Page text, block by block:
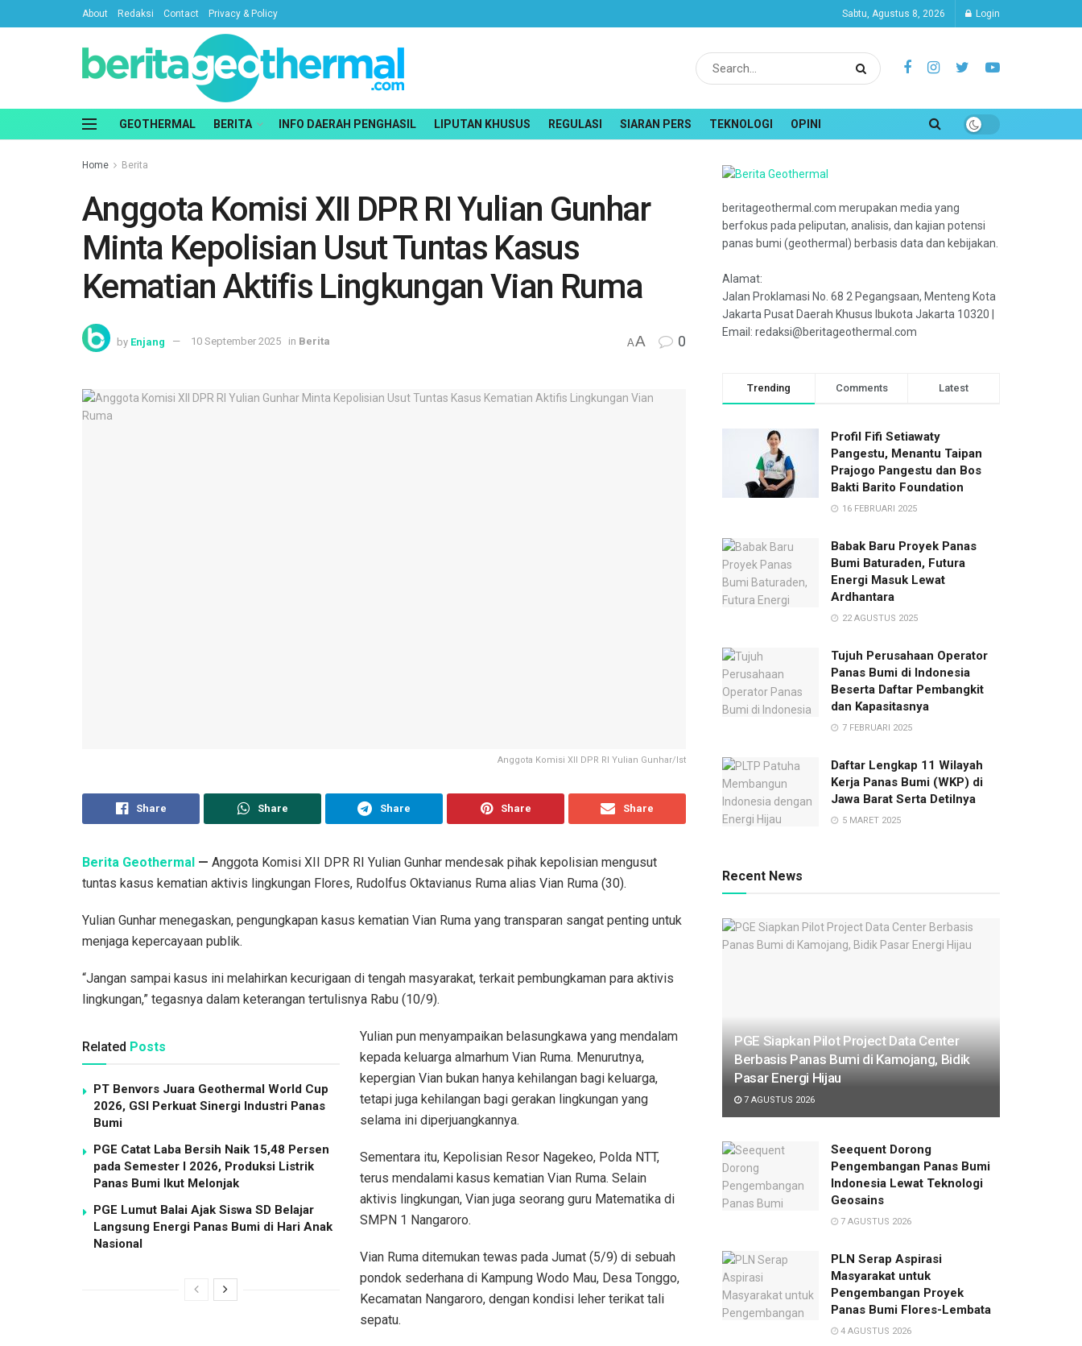
About Redaksi Contact Privacy & Policy Sabtu, Agustus 8, 2026 Login
GEOTHERMAL BERITA INFO DAERAH PENGHASIL LIPUTAN KHUSUS REGULASI SIARAN PERS TEKNOLOGI OPINI
Home Berita
Anggota Komisi XII DPR RI Yulian Gunhar
Minta Kepolisian Usut Tuntas Kasus
Kematian Aktifis Lingkungan Vian Ruma
by Enjang 10 September 2025 in Berita AA 0
Anggota Komisi XII DPR RI Yulian Gunhar/Ist
Share Share Share Share Share
Berita Geothermal — Anggota Komisi XII DPR RI Yulian Gunhar mendesak pihak kepolisian mengusut
tuntas kasus kematian aktivis lingkungan Flores, Rudolfus Oktavianus Ruma alias Vian Ruma (30).
Yulian Gunhar menegaskan, pengungkapan kasus kematian Vian Ruma yang transparan sangat penting untuk
menjaga kepercayaan publik.
“Jangan sampai kasus ini melahirkan kecurigaan di tengah masyarakat, terkait pembungkaman para aktivis
lingkungan,” tegasnya dalam keterangan tertulisnya Rabu (10/9).
Related Posts
PT Benvors Juara Geothermal World Cup
2026, GSI Perkuat Sinergi Industri Panas
Bumi
PGE Catat Laba Bersih Naik 15,48 Persen
pada Semester I 2026, Produksi Listrik
Panas Bumi Ikut Melonjak
PGE Lumut Balai Ajak Siswa SD Belajar
Langsung Energi Panas Bumi di Hari Anak
Nasional
Yulian pun menyampaikan belasungkawa yang mendalam
kepada keluarga almarhum Vian Ruma. Menurutnya,
kepergian Vian bukan hanya kehilangan bagi keluarga,
tetapi juga kehilangan bagi gerakan lingkungan yang
selama ini diperjuangkannya.
Sementara itu, Kepolisian Resor Nagekeo, Polda NTT,
terus mendalami kasus kematian Vian Ruma. Selain
aktivis lingkungan, Vian juga seorang guru Matematika di
SMPN 1 Nangaroro.
Vian Ruma ditemukan tewas pada Jumat (5/9) di sebuah
pondok sederhana di Kampung Wodo Mau, Desa Tonggo,
Kecamatan Nangaroro, dengan kondisi leher terikat tali
sepatu.
beritageothermal.com merupakan media yang
berfokus pada peliputan, analisis, dan kajian potensi
panas bumi (geothermal) berbasis data dan kebijakan.
Alamat:
Jalan Proklamasi No. 68 2 Pegangsaan, Menteng Kota
Jakarta Pusat Daerah Khusus Ibukota Jakarta 10320 |
Email: redaksi@beritageothermal.com
Trending Comments Latest
Profil Fifi Setiawaty
Pangestu, Menantu Taipan
Prajogo Pangestu dan Bos
Bakti Barito Foundation
16 FEBRUARI 2025
Babak Baru Proyek Panas
Bumi Baturaden, Futura
Energi Masuk Lewat
Ardhantara
22 AGUSTUS 2025
Tujuh Perusahaan Operator
Panas Bumi di Indonesia
Beserta Daftar Pembangkit
dan Kapasitasnya
7 FEBRUARI 2025
Daftar Lengkap 11 Wilayah
Kerja Panas Bumi (WKP) di
Jawa Barat Serta Detilnya
5 MARET 2025
Recent News
PGE Siapkan Pilot Project Data Center
Berbasis Panas Bumi di Kamojang, Bidik
Pasar Energi Hijau
7 AGUSTUS 2026
Seequent Dorong
Pengembangan Panas Bumi
Indonesia Lewat Teknologi
Geosains
7 AGUSTUS 2026
PLN Serap Aspirasi
Masyarakat untuk
Pengembangan Proyek
Panas Bumi Flores-Lembata
4 AGUSTUS 2026